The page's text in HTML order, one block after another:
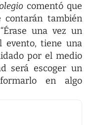
comentó que
contarán también
una vez un
evento, tiene una
por el medio
será escoger un
en algo